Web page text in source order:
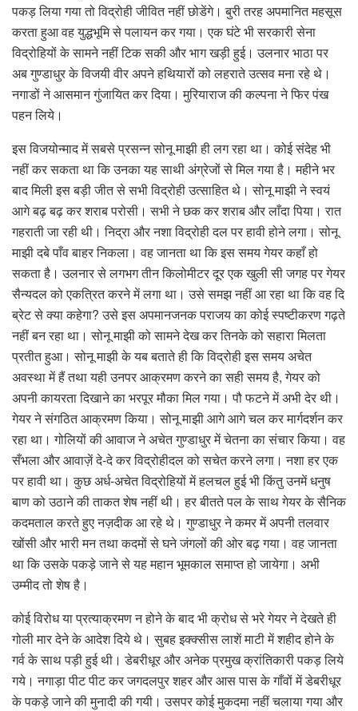
पकड़ लिया गया तो विद्रोही जीवित नहीं छोडेंगे। बुरी तरह अपमानित महसूस
करता हुआ वह युद्धभूमि से पलायन कर गया। एक घंटे भी सरकारी सेना
विद्रोहियों के सामने नहीं टिक सकी और भाग खड़ी हुई। उलनार भाठा पर
अब गुण्डाधुर के विजयी वीर अपने हथियारों को लहराते उत्सव मना रहे थे।
नगाडों ने आसमान गुंजायित कर दिया। मुरियाराज की कल्पना ने फिर पंख
पहन लिये।
इस विजयोन्माद में सबसे प्रसन्न सोनू माझी ही लग रहा था। कोई संदेह भी
नहीं कर सकता था कि उनका यह साथी अंग्रेजों से मिल गया है। महीने भर
बाद मिली इस बड़ी जीत से सभी विद्रोही उत्साहित थे। सोनू माझी ने स्वयं
आगे बढ़ बढ़ कर शराब परोसी। सभी ने छक कर शराब और लाँदा पिया। रात
गहराती जा रही थी। निद्रा और नशा विद्रोही दल पर हावी होने लगा। सोनू
माझी दबे पाँव बाहर निकला। वह जानता था कि इस समय गेयर कहाँ हो
सकता है। उलनार से लगभग तीन किलोमीटर दूर एक खुली सी जगह पर गेयर
सैन्यदल को एकत्रित करने में लगा था। उसे समझ नहीं आ रहा था कि वह दि
ब्रेट से क्या कहेगा? उसे इस अपमानजनक पराजय का कोई स्पष्टीकरण गढ़ते
नहीं बन रहा था। सोनू माझी को सामने देख कर तिनके को सहारा मिलता
प्रतीत हुआ। सोनू माझी के यब बताते ही कि विद्रोही इस समय अचेत
अवस्था में हैं तथा यही उनपर आक्रमण करने का सही समय है, गेयर को
अपनी कायरता दिखाने का भरपूर मौका मिल गया। पौ फटने में अभी देर थी।
गेयर ने संगठित आक्रमण किया। सोनू माझी आगे आगे चल कर मार्गदर्शन कर
रहा था। गोलियों की आवाज ने अचेत गुण्डाधुर में चेतना का संचार किया। वह
सँभला और आवाज़ें दे-दे कर विद्रोहीदल को सचेत करने लगा। नशा हर एक
पर हावी था। कुछ अर्ध-अचेत विद्रोहियों में हलचल हुई भी किंतु उनमें धनुष
बाण को उठाने की ताकत शेष नहीं थी। हर बीतते पल के साथ गेयर के सैनिक
कदमताल करते हुए नज़दीक आ रहे थे। गुण्डाधुर ने कमर में अपनी तलवार
खोंसी और भारी मन तथा कदमों से घने जंगलों की ओर बढ़ गया। वह जानता
था कि उसके पकड़े जाने से यह महान भूमकाल समाप्त हो जायेगा। अभी
उम्मीद तो शेष है।
कोई विरोध या प्रत्याक्रमण न होने के बाद भी क्रोध से भरे गेयर ने देखते ही
गोली मार देने के आदेश दिये थे। सुबह इक्क्सीस लाशें माटी में शहीद होने के
गर्व के साथ पड़ी हुई थी। डेबरीधूर और अनेक प्रमुख क्रांतिकारी पकड़ लिये
गये। नगाड़ा पीट पीट कर जगदलपुर शहर और आस पास के गाँवों में डेबरीधूर
के पकड़े जाने की मुनादी की गयी। उसपर कोई मुकदमा नहीं चलाया गया और